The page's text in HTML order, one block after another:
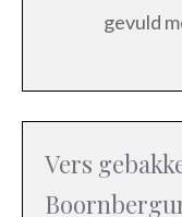
gevuld
Vers